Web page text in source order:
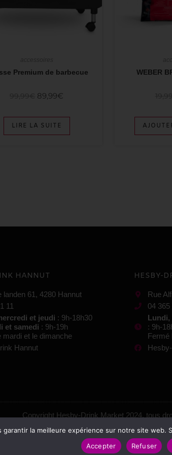
Premium de barbecue
89,99€
LIRE LA SUITE
WEBER
HANNUT
landen 61, 4280 Hannut
11
et jeudi : 9h-18h30
et samedi : 9h-19h
mardi et le dimanche
Hannut
HESBY-
Rue
04 365
Lundi,
: 9h-
Fermé
Copyright Hesby-Drink Market 2024, tous
Mentions légales–
garantir la meilleure expérience sur notre site
Accepter
Refuser